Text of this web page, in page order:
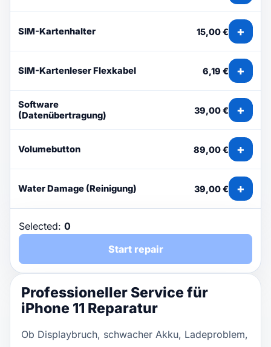
Professioneller Service für
iPhone 11 Reparatur
Ob Displaybruch, schwacher Akku, Ladeproblem,
SIM-Kartenhalter 15,00 € +
SIM-Kartenleser Flexkabel 6,19 € +
Software
(Datenübertragung)
39,00 € +
Volumebutton 89,00 € +
Water Damage (Reinigung) 39,00 € +
Selected:0
Start repair